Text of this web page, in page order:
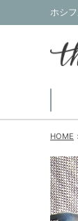
ホシ
HOME